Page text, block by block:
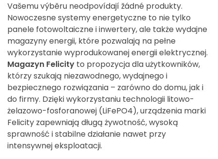
Vašemu výběru neodpovídají žádné produkty.
Nowoczesne systemy energetyczne to nie tylko
panele fotowoltaiczne i inwertery, ale także wydajne
magazyny energii, które pozwalają na pełne
wykorzystanie wyprodukowanej energii elektrycznej.
Magazyn Felicity to propozycja dla użytkowników,
którzy szukają niezawodnego, wydajnego i
bezpiecznego rozwiązania – zarówno do domu, jak i
do firmy. Dzięki wykorzystaniu technologii litowo-
żelazowo-fosforanowej (LiFePO4), urządzenia marki
Felicity zapewniają długą żywotność, wysoką
sprawność i stabilne działanie nawet przy
intensywnej eksploatacji.